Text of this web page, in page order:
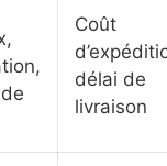
Coût
délai de
livraison